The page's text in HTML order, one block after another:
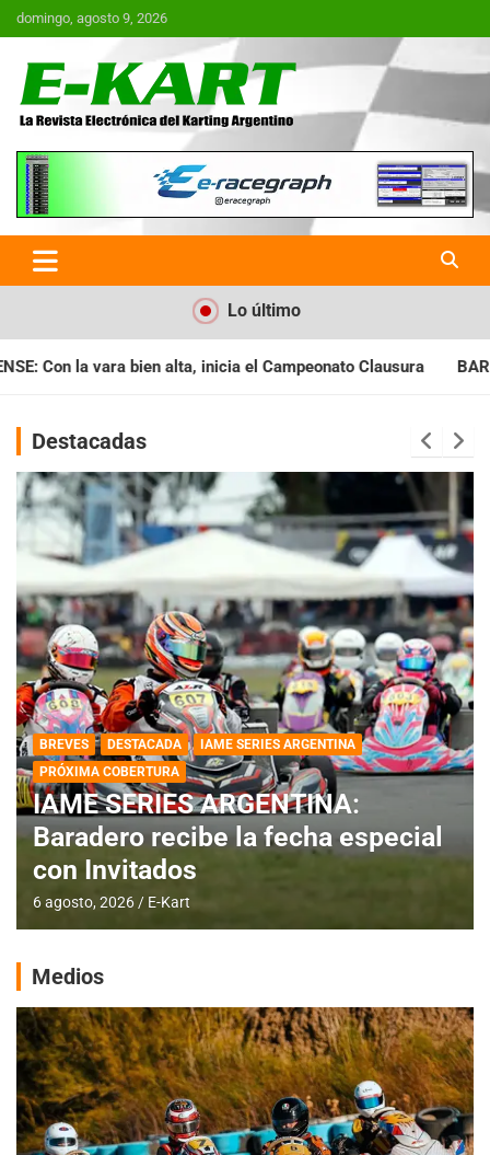
Saltar
al
domingo, agosto 9, 2026
E-Kart.com.ar | La Revista
Electrónica del Karting en
Argentina
Lo último
el Campeonato Clausura BARILOCHENSE: Preparan una
Destacadas
BREVES DESTACADA
IAME SERIES ARGENTINA
PRÓXIMA COBERTURA
IAME SERIES ARGENTINA:
Baradero recibe la fecha especial
con Invitados
6 agosto, 2026 E-Kart
Medios